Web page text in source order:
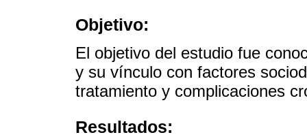
Objetivo:
El objetivo del estudio fue
y su vínculo con factores
tratamiento y complicaciones
Resultados: